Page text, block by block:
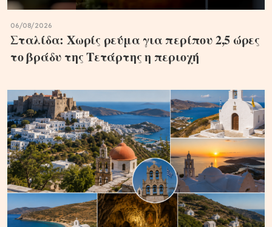
06/08/2026
Σταλίδα: Χωρίς ρεύμα για περίπου 2,5 ώρες
το βράδυ της Τετάρτης η περιοχή